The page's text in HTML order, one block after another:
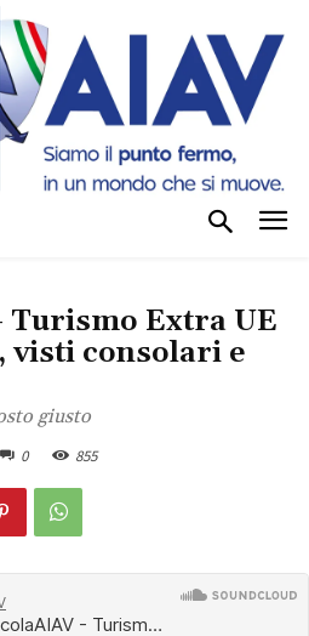
Turismo Extra UE
visti consolari e
giusto
0 855